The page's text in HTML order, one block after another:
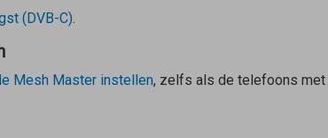
(DVB-C).
Mesh Masterinstellen, zelfs als de telefoons met